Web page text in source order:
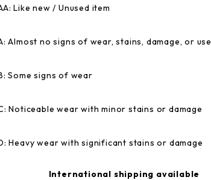
Like new / Unused item
Almost no signs of wear, stains, damage, or use
Some signs of wear
Noticeable wear with minor stains or damage
Heavy wear with significant stains or damage
International shipping available